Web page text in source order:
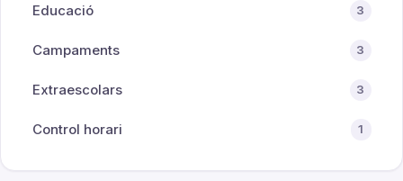
Educació 3
Campaments 3
Extraescolars 3
Control horari 1